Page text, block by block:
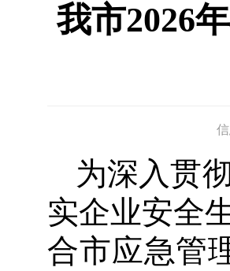
我市2026
为深入贯
实企业安全
合市应急管